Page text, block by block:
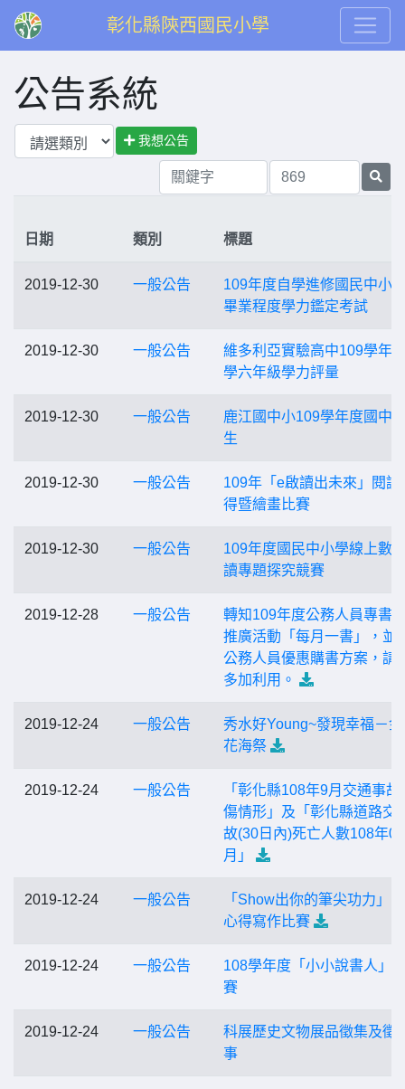
彰化縣陝西國民小學
公告系統
我想公告
日期 類別 標題
2019-12-30 一般公告
109年度自學進修國民中小
畢業程度學力鑑定考試
2019-12-30 一般公告
維多利亞實驗高中109學年
學六年級學力評量
2019-12-30 一般公告
鹿江國中小109學年度國中
生
2019-12-30 一般公告
109年「e啟讀出未來」閱讀
得暨繪畫比賽
2019-12-30 一般公告
109年度國民中小學線上數
讀專題探究競賽
2019-12-28 一般公告
轉知109年度公務人員專書
推廣活動「每月一書」，並
公務人員優惠購書方案，請
多加利用。
2019-12-24 一般公告
秀水好Young~發現幸福－
花海祭
2019-12-24 一般公告
「彰化縣108年9月交通事故
傷情形」及「彰化縣道路交
故(30日內)死亡人數108年
月」
2019-12-24 一般公告
「Show出你的筆尖功力」
心得寫作比賽
2019-12-24 一般公告
108學年度「小小說書人」
賽
2019-12-24 一般公告
科展歷史文物展品徵集及徵
事